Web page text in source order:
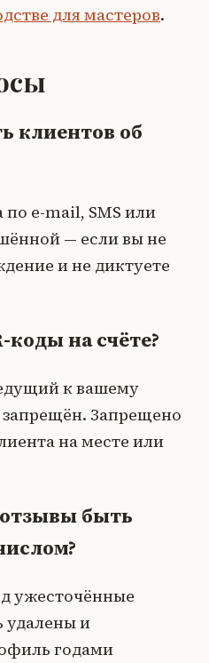
для мастеров.
клиентов об
e-mail, SMS или
— если вы не
и не диктуете
коды на счёте?
к вашему
Запрещено
на месте или
быть
ужесточённые
удалены и
годами